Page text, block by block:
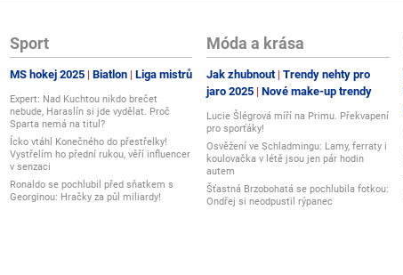
dílně v České republice. Každý kus prochází ruční kontrolou a
zachovává osobitost, kvalitu a originální zpracování."
dar?",
obálku s penězi. Novomanželé finanční dar obvykle ocení a díky
peněz neosobně, ale jako promyšlený a originálně předaný svatební
Sport
MS hokej 2025 Biatlon Liga mistrů
Expert: Nad Kuchtou nikdo brečet
nebude, Haraslín si jde vydělat. Proč
Sparta nemá na titul?
Ícko vtáhl Konečného do přestřelky!
Vystřelím ho přední rukou, věří influencer
v senzaci
Ronaldo se pochlubil před sňatkem s
Georginou: Hračky za půl miliardy!
Móda a krása
Jak zhubnout Trendy nehty pro
jaro 2025 Nové make-up trendy
Lucie Šlégrová míří na Primu. Překvapení
pro sporťáky!
Osvěžení ve Schladmingu: Lamy, ferraty i
koulovačka v létě jsou jen pár hodin
autem
Šťastná Brzobohatá se pochlubila fotkou:
Ondřej si neodpustil rýpanec